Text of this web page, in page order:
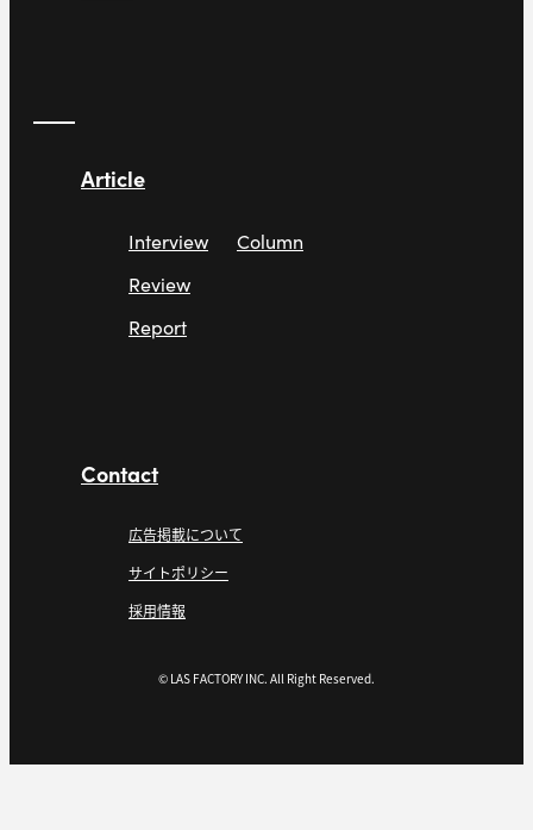
Article
Interview
Review
Report
Column
Contact
広告掲載について
サイトポリシー
採用情報
© LAS FACTORY INC. All Right Reserved.